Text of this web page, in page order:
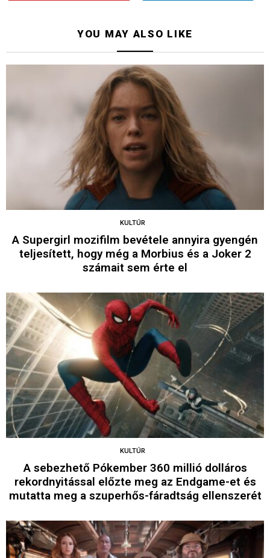
YOU MAY ALSO LIKE
KULTÚR
A Supergirl mozifilm bevétele annyira gyengén
teljesített, hogy még a Morbius és a Joker 2
számait sem érte el
KULTÚR
A sebezhető Pókember 360 millió dolláros
rekordnyitással előzte meg az Endgame-et és
mutatta meg a szuperhős-fáradtság ellenszerét